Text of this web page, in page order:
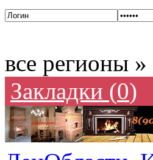
все регионы »
Закладки (0)